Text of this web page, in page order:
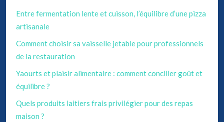
Entre fermentation lente et cuisson, l’équilibre d’une pizza
artisanale
Comment choisir sa vaisselle jetable pour professionnels
de la restauration
Yaourts et plaisir alimentaire : comment concilier goût et
équilibre ?
Quels produits laitiers frais privilégier pour des repas
maison ?